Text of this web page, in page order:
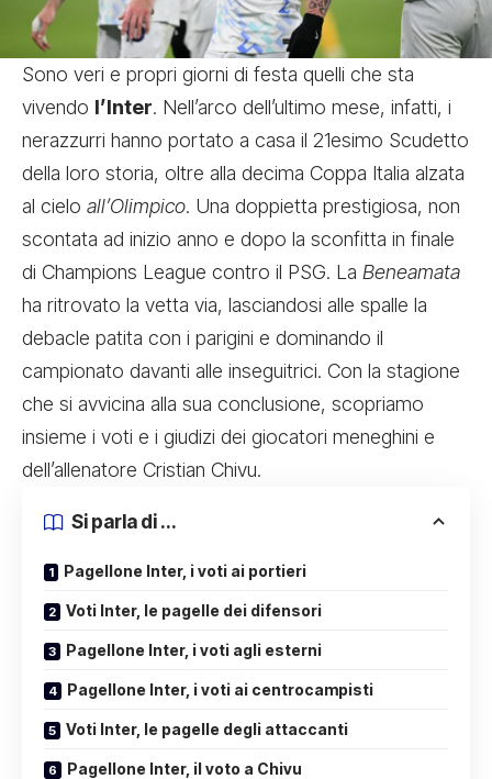
Sono veri e propri giorni di festa quelli che sta
vivendo l’Inter. Nell’arco dell’ultimo mese, infatti, i
nerazzurri hanno portato a casa il 21esimo Scudetto
della loro storia, oltre alla decima Coppa Italia alzata
al cielo all’Olimpico. Una doppietta prestigiosa, non
scontata ad inizio anno e dopo la sconfitta in finale
di Champions League contro il PSG. La Beneamata
ha ritrovato la vetta via, lasciandosi alle spalle la
debacle patita con i parigini e dominando il
campionato davanti alle inseguitrici. Con la stagione
che si avvicina alla sua conclusione, scopriamo
insieme i voti e i giudizi dei giocatori meneghini e
dell’allenatore Cristian Chivu.
Si parla di ...
Pagellone Inter, i voti ai portieri
Voti Inter, le pagelle dei difensori
Pagellone Inter, i voti agli esterni
Pagellone Inter, i voti ai centrocampisti
Voti Inter, le pagelle degli attaccanti
Pagellone Inter, il voto a Chivu